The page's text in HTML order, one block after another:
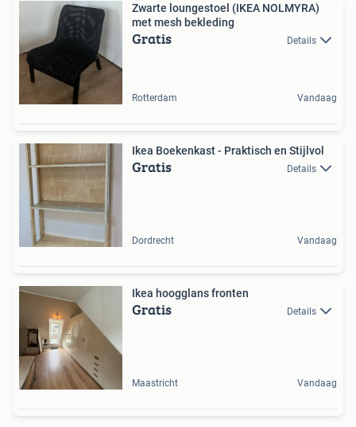
Zwarte loungestoel (IKEA NOLMYRA)
met mesh bekleding
Gratis Details
Rotterdam Vandaag
Ikea Boekenkast - Praktisch en Stijlvol
Gratis Details
Dordrecht Vandaag
Ikea hoogglans fronten
Gratis Details
Maastricht Vandaag